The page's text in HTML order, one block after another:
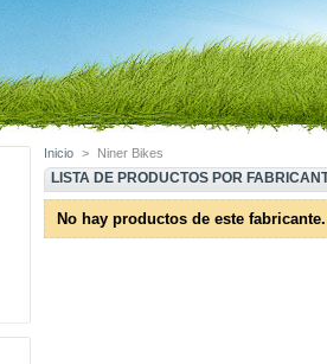
Inicio > Niner Bikes
LISTA DE PRODUCTOS POR
No hay productos de este fabricante.